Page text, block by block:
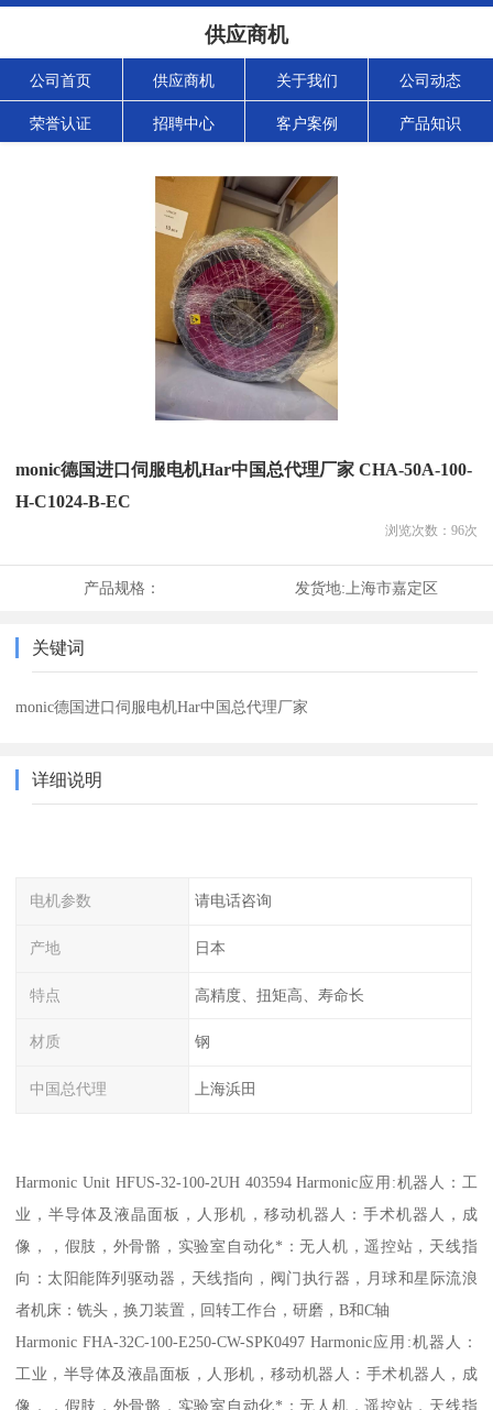
供应商机
公司首页 供应商机 关于我们 公司动态
荣誉认证 招聘中心 客户案例 产品知识
monic德国进口伺服电机Har中国总代理厂家 CHA-50A-100-
H-C1024-B-EC
浏览次数： 96次
产品规格： 发货地: 上海市嘉定区
关键词
monic德国进口伺服电机Har中国总代理厂家
详细说明
电机参数 请电话咨询
产地 日本
特点 高精度、扭矩高、寿命长
材质 钢
中国总代理 上海浜田
Harmonic Unit HFUS-32-100-2UH 403594 Harmonic应用:机器人：工
业，半导体及液晶面板，人形机，移动机器人：手术机器人，成
像，，假肢，外骨骼，实验室自动化*：无人机，遥控站，天线指
向：太阳能阵列驱动器，天线指向，阀门执行器，月球和星际流浪
者机床：铣头，换刀装置，回转工作台，研磨，B和C轴
Harmonic FHA-32C-100-E250-CW-SPK0497 Harmonic应用:机器人：
工业，半导体及液晶面板，人形机，移动机器人：手术机器人，成
像，，假肢，外骨骼，实验室自动化*：无人机，遥控站，天线指